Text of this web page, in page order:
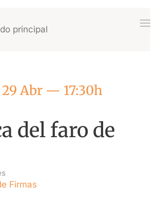
principal
Abr — 17:30h
del faro de
Firmas